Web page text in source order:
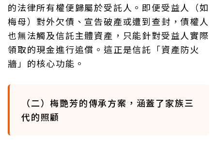
的法律所有權便歸屬於受託人。即便受益人（如
梅母）對外欠債、宣告破產或遭到查封，債權人
也無法觸及信託主體資產，只能針對受益人實際
領取的現金進行追償。這正是信託「資產防火
牆」的核心功能。
（二）梅艷芳的傳承方案，涵蓋了家族三
代的照顧